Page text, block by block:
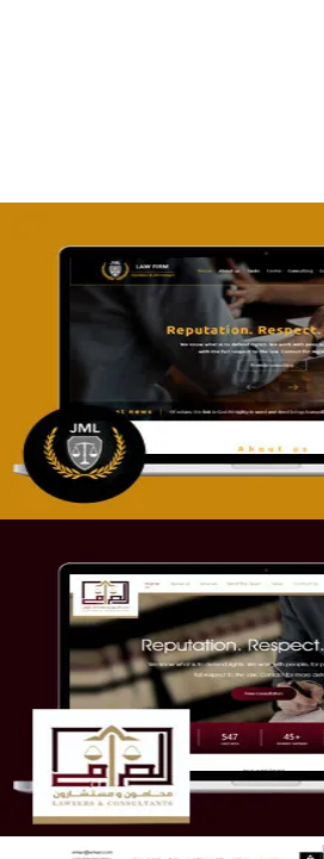
والمزارقة للمحاماة
التفاصيل
للمحاماة
التفاصيل